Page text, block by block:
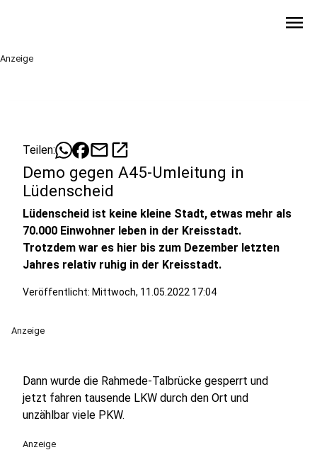
menu
Anzeige
Teilen: mailopen_in_new
Demo gegen A45-Umleitung in
Lüdenscheid
Lüdenscheid ist keine kleine Stadt, etwas mehr als
70.000 Einwohner leben in der Kreisstadt.
Trotzdem war es hier bis zum Dezember letzten
Jahres relativ ruhig in der Kreisstadt.
Veröffentlicht: Mittwoch, 11.05.2022 17:04
Anzeige
Dann wurde die Rahmede-Talbrücke gesperrt und
jetzt fahren tausende LKW durch den Ort und
unzählbar viele PKW.
Anzeige